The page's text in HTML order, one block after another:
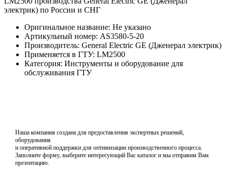
Оригинальное название: Не указано
Артикульный номер: AS3580-5-20
Производитель: General Electric GE (Дженерал электрик)
Применяется в ГТУ: LM2500
Категория: Инструменты и оборудование для
обслуживания ГТУ
Наша компания создана для предоставления экспертных решений,
оборудования
и оперативной поддержки для оптимизации производственного процесса.
Заполните форму, выберите интересующий Вас каталог и мы отправим Вам
презентацию.